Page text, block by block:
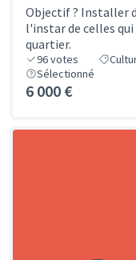
Objectif ? Installer
l'instar de celles
quartier.
96votes
Sélectionné
6 000 €